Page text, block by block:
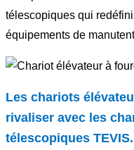
télescopiques qui
équipements de
Les chariots
rivaliser avec les
télescopiques TEVIS.